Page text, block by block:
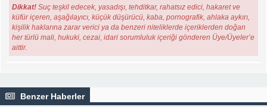
Dikkat! Suç teşkil edecek, yasadışı, tehditkar, rahatsız edici, hakaret ve
küfür içeren, aşağılayıcı, küçük düşürücü, kaba, pornografik, ahlaka aykırı,
kişilik haklarına zarar verici ya da benzeri niteliklerde içeriklerden doğan
her türlü mali, hukuki, cezai, idari sorumluluk içeriği gönderen Üye/Üyeler’e
aittir.
Benzer Haberler